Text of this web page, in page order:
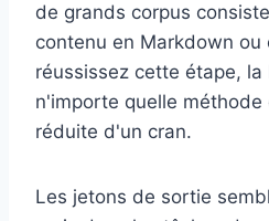
de grands corpus
contenu en Markdown ou
réussissez cette étape,
n'importe quelle
réduite d'un cran.
Les jetons de sortie